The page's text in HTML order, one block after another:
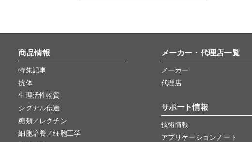
商品情報
特集記事
抗体
生理活性物質
シグナル伝達
糖類／レクチン
細胞培養／細胞工学
メーカー・代理店一覧
メーカー
代理店
サポート情報
技術情報
アプリケーションノート